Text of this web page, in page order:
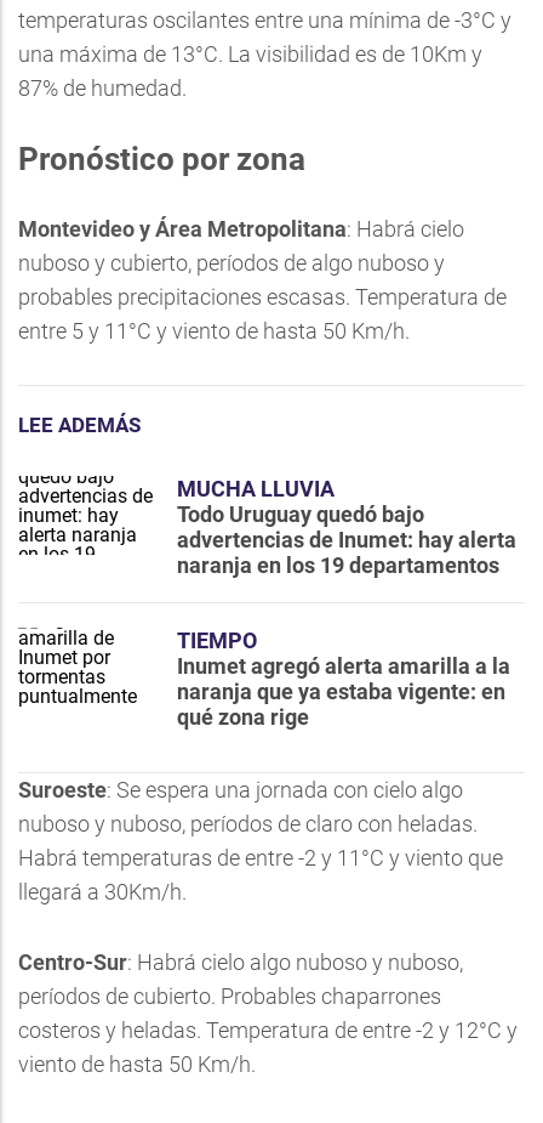
temperaturas oscilantes entre una mínima de -3°C y
una máxima de 13°C. La visibilidad es de 10Km y
87% de humedad.
Pronóstico por zona
Montevideo y Área Metropolitana: Habrá cielo
nuboso y cubierto, períodos de algo nuboso y
probables precipitaciones escasas. Temperatura de
entre 5 y 11°C y viento de hasta 50 Km/h.
LEE ADEMÁS
MUCHA LLUVIA
Todo Uruguay quedó bajo
advertencias de Inumet: hay alerta
naranja en los 19 departamentos
TIEMPO
Inumet agregó alerta amarilla a la
naranja que ya estaba vigente: en
qué zona rige
Suroeste: Se espera una jornada con cielo algo
nuboso y nuboso, períodos de claro con heladas.
Habrá temperaturas de entre -2 y 11°C y viento que
llegará a 30Km/h.
Centro-Sur: Habrá cielo algo nuboso y nuboso,
períodos de cubierto. Probables chaparrones
costeros y heladas. Temperatura de entre -2 y 12°C y
viento de hasta 50 Km/h.